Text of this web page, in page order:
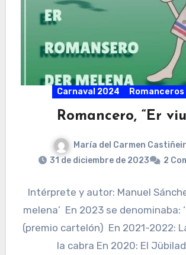
Carnaval 2024
Romancero, “Er
María del Carmen
31 de diciembre de 2023
2
Intérprete y autor: Manuel
melena’ En 2023 se denominaba:
(premio cartelón) En 2021-2022:
la cabra En 2020: El